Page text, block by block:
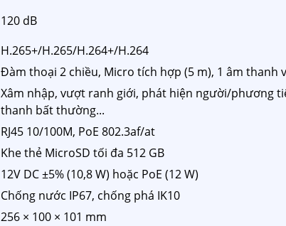
120 dB
H.265+/H.265/H.264+/H.264
Đàm thoại 2 chiều, Micro tích hợp (5 m), 1 âm thanh
Xâm nhập, vượt ranh giới, phát hiện người/phương
thanh bất thường...
RJ45 10/100M, PoE 802.3af/at
Khe thẻ MicroSD tối đa 512 GB
12V DC ±5% (10,8 W) hoặc PoE (12 W)
Chống nước IP67, chống phá IK10
256 × 100 × 101 mm